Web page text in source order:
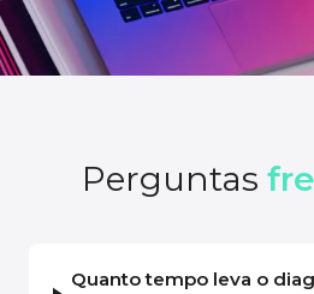
Perguntas
Quanto tempo leva o